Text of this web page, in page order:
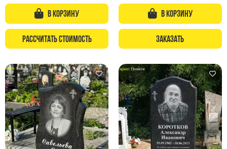
Тротуарная плитка
Вазы полимерные
Венки
Вазы из гранита
Скульптуры в полный рост
Скульптуры "Ангел" литиевые
В корзину
Рассчитать стоимость
В корзину
Заказать